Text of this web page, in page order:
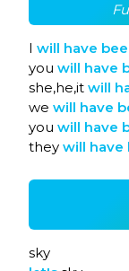
I will have
you will have
she,he,it will
we will have
you will have
they will have
sky